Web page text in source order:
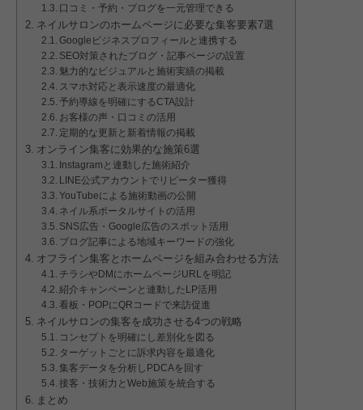
口コミ・予約・ブログを一元管理できる
ネイルサロンのホームページに必要な集客要素7選
Googleビジネスプロフィールと連携する
SEO対策されたブログ・記事ページの設置
魅力的なビジュアルと施術実績の掲載
スマホ対応と表示速度の最適化
予約導線を明確にするCTA設計
お客様の声・口コミの活用
定期的な更新と新着情報の掲載
オンライン集客に効果的な施策6選
Instagramと連動した施術紹介
LINE公式アカウントでリピーター獲得
YouTubeによる施術動画の公開
ネイル系ポータルサイトの活用
SNS広告・Google広告のスポット活用
ブログ記事による地域キーワードの強化
オフライン集客とホームページを組み合わせる方法
チラシやDMにホームページURLを明記
紹介キャンペーンと連動したLP活用
看板・POPにQRコードで来訪促進
ネイルサロンの集客を成功させる4つの戦略
コンセプトを明確にし差別化を図る
ターゲットごとに訴求内容を最適化
集客データを分析しPDCAを回す
接客・技術力とWeb施策を統合する
まとめ